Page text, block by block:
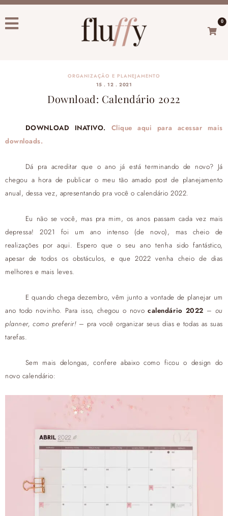
0
ORGANIZAÇÃO E PLANEJAMENTO
15 . 12 . 2021
Download: Calendário 2022
DOWNLOAD INATIVO. Clique aqui para acessar mais
downloads.
Dá pra acreditar que o ano já está terminando de novo? Já
chegou a hora de publicar o meu tão amado post de planejamento
anual, dessa vez, apresentando pra você o calendário 2022.
Eu não se você, mas pra mim, os anos passam cada vez mais
depressa! 2021 foi um ano intenso (de novo), mas cheio de
realizações por aqui. Espero que o seu ano tenha sido fantástico,
apesar de todos os obstáculos, e que 2022 venha cheio de dias
melhores e mais leves.
E quando chega dezembro, vêm junto a vontade de planejar um
ano todo novinho. Para isso, chegou o novocalendário 2022 – ou
planner, como preferir! – pra você organizar seus dias e todas as suas
tarefas.
Sem mais delongas, confere abaixo como ficou o design do
novo calendário: